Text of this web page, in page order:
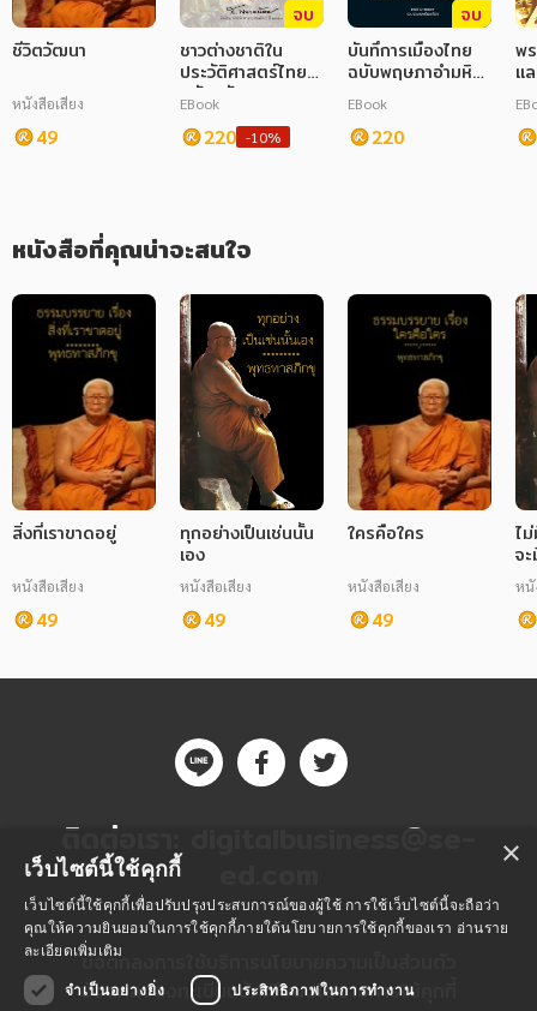
หนังสือเด็ก
ชีวิตวัฒนา
หนังสือเสียง
49
จบ
ชาวต่างชาติใน
ประวัติศาสตร์ไทย
ฉบับปรับปรุงและ
เพิ่มเติม
EBook
220 -10%
จบ
บันทึการเมืองไทย
ฉบับพฤษภาอำมหิต
2553
EBook
220
พ
แ
แ
หนังสือที่คุณน่าจะสนใจ
สิ่งที่เราขาดอยู่
หนังสือเสียง
49
ทุกอย่างเป็นเช่นนั้น
เอง
หนังสือเสียง
49
ใครคือใคร
หนังสือเสียง
49
ไ
จ
หนั
ติดต่อเรา: digitalbusiness@se-
ข้อตกลงการใช้บริการ
ข้อตกลงลงทะเบียนนักเขียนนโยบายการใช้คุกกี้
×
เว็บไซต์นี้ใช้คุกกี้
เว็บไซต์นี้ใช้คุกกี้เพื่อปรับปรุงประสบการณ์ของผู้ใช้ การใช้เว็บไซต์นี้จะถือว่า
คุณให้ความยินยอมในการใช้คุกกี้ภายใต้นโยบายการใช้คุกกี้ของเรา อ่านราย
ละเอียดเพิ่มเติม
จำเป็นอย่างยิ่ง
ประสิทธิภาพในการทำงาน